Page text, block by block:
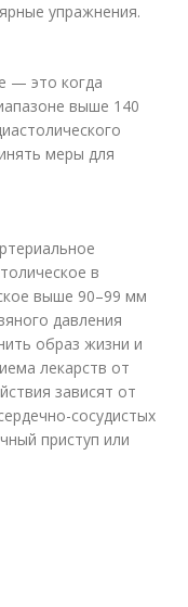
упражнения.
— это когда
выше 140
меры для
в
выше 90–99 мм
давления
образ жизни и
лекарств от
зависят от
сосудистых
приступ или